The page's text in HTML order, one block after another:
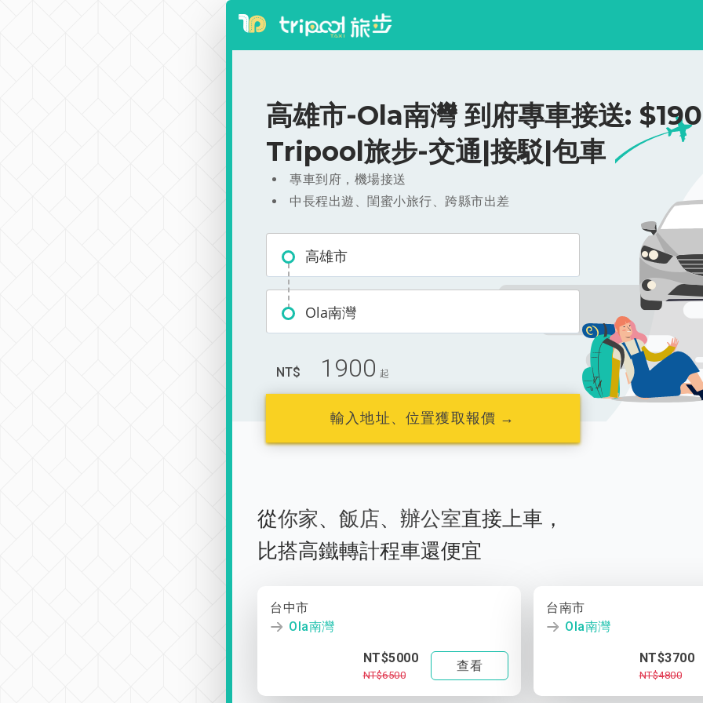
高雄市-Ola南灣 到府專車接送:
Tripool旅步-交通|接駁|包車
專車到府，機場接送
中長程出遊、閨蜜小旅行、跨縣市出差
高雄市
Ola南灣
NT$ 1900 起
輸入地址、位置獲取報價 →
從你家、 飯店、 辦公室直接上車，
比搭高鐵轉計程車還便宜
台中市
Ola南灣
NT$5000
NT$6500
查看
台南市
Ola南灣
NT$3700
NT$4800